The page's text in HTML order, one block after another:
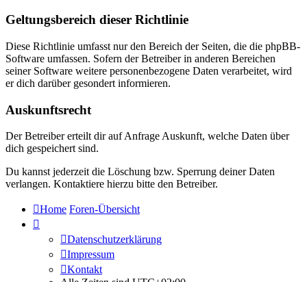
Geltungsbereich dieser Richtlinie
Diese Richtlinie umfasst nur den Bereich der Seiten, die die phpBB-
Software umfassen. Sofern der Betreiber in anderen Bereichen
seiner Software weitere personenbezogene Daten verarbeitet, wird
er dich darüber gesondert informieren.
Auskunftsrecht
Der Betreiber erteilt dir auf Anfrage Auskunft, welche Daten über
dich gespeichert sind.
Du kannst jederzeit die Löschung bzw. Sperrung deiner Daten
verlangen. Kontaktiere hierzu bitte den Betreiber.
Home Foren-Übersicht
Datenschutzerklärung
Impressum
Kontakt